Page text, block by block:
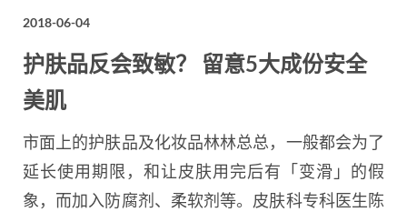
2018-06-04
护肤品反会致敏？ 留意5大成份安全
美肌
市面上的护肤品及化妆品林林总总，一般都会为了
延长使用期限，和让皮肤用完后有「变滑」的假
象，而加入防腐剂、柔软剂等。皮肤科专科医生陈